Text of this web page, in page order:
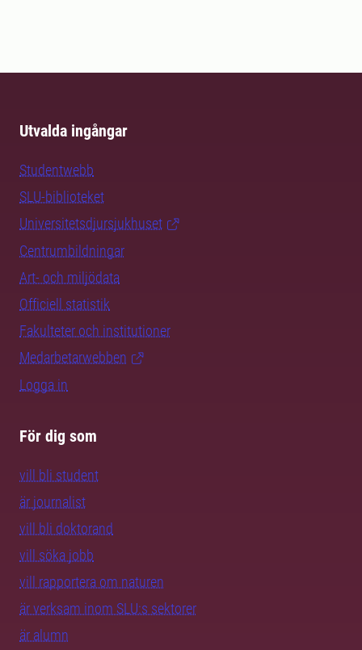
Utvalda ingångar
Studentwebb
SLU-biblioteket
Universitetsdjursjukhuset
Centrumbildningar
Art- och miljödata
Officiell statistik
Fakulteter och institutioner
Medarbetarwebben
Logga in
För dig som
vill bli student
är journalist
vill bli doktorand
vill söka jobb
vill rapportera om naturen
är verksam inom SLU:s sektorer
är alumn